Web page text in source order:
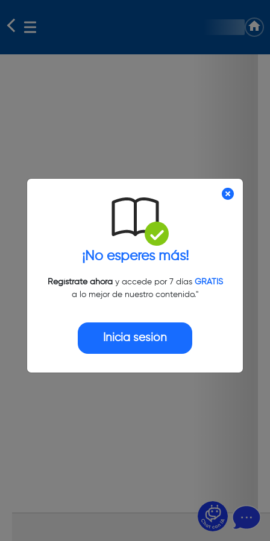
¡No esperes más!
Regístrate ahoray accede por 7 días GRATIS
a lo mejor de nuestro contenido."
Inicia sesión